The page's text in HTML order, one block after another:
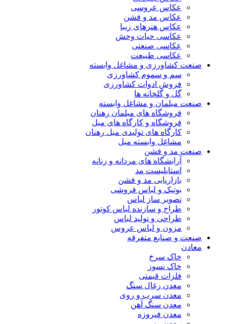
عکاس عروسی
عکاس مد و فشن
عکاس هنرهای زیبا
عکاسی حیات وحش
عکاسی صنعتی
عکاسی طبیعت
صنعت کشاورزی و مشاغل وابسته
سم و سموم کشاورزی
فروش ادوات کشاورزی
گل و گلخانه ها
صنعت مبلمان و مشاغل وابسته
فروشگاه های مبلمان رهنان
فروشگاه و کارگاه های مبل
کارگاه های تولیدی مبل رهنان
مشاغل وابسته مبل
صنعت مد و فشن
آرایشگاه های مردانه و زنانه
استایلیست مد
بازاریابی مد و فشن
بوتیک و لباس فروشی
تصویر ساز لباس
طراح و سازنده لباس کوتور
طراحی و تولید لباس
مزون و لباس عروس
صنعت و صنایع متفرقه
معادن
خاک سرخ
خاک نسوز
فلزات قیمتی
معدن زغال سنگ
معدن سرب و روی
معدن سنگ آهن
معدن فیروزه